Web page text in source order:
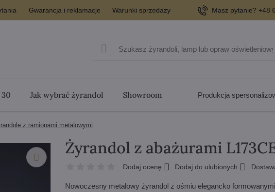
Gwarancja i reklamacje Warunki sprzedaży Masz pytanie? +48
Jak wybrać żyrandol Showroom Produkcja
z ramionami metalowymi
Żyrandol z abażurami
Dodaj ocenę Dodaj do ulubionych
Nowoczesny metalowy żyrandol z ośmiu elegancko